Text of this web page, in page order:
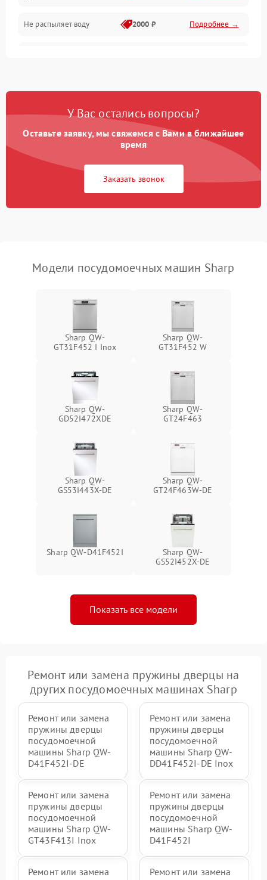
Программное обеспечение
Не распыляет воду 2000 ₽ Подробнее →
Проблемы с набором
Не работает сушилка 2100 ₽ Подробнее →
Сбои в работе таймера 1700 ₽
У Вас остались вопросы?
Оставьте заявку, мы свяжемся с Вами в ближайшее
время
Заказать звонок
Модели посудомоечных машин Sharp
Sharp QW-
GT31F452 I Inox
Sharp QW-
GT31F452 W
Sharp QW-
GD52I472XDE
Sharp QW-
GT24F463
Sharp QW-
GS53I443X-DE
Sharp QW-
GT24F463W-DE
Sharp QW-D41F452I
Sharp QW-
GS52I452X-DE
Показать все модели
Ремонт или замена пружины дверцы на
других посудомоечных машинах Sharp
Ремонт или замена
пружины дверцы
посудомоечной
машины Sharp QW-
D41F452I-DE
Ремонт или замена
пружины дверцы
посудомоечной
машины Sharp QW-
DD41F452I-DE Inox
Ремонт или замена
пружины дверцы
посудомоечной
машины Sharp QW-
GT43F413I Inox
Ремонт или замена
пружины дверцы
посудомоечной
машины Sharp QW-
D41F452I
Ремонт или замена
Ремонт или замена